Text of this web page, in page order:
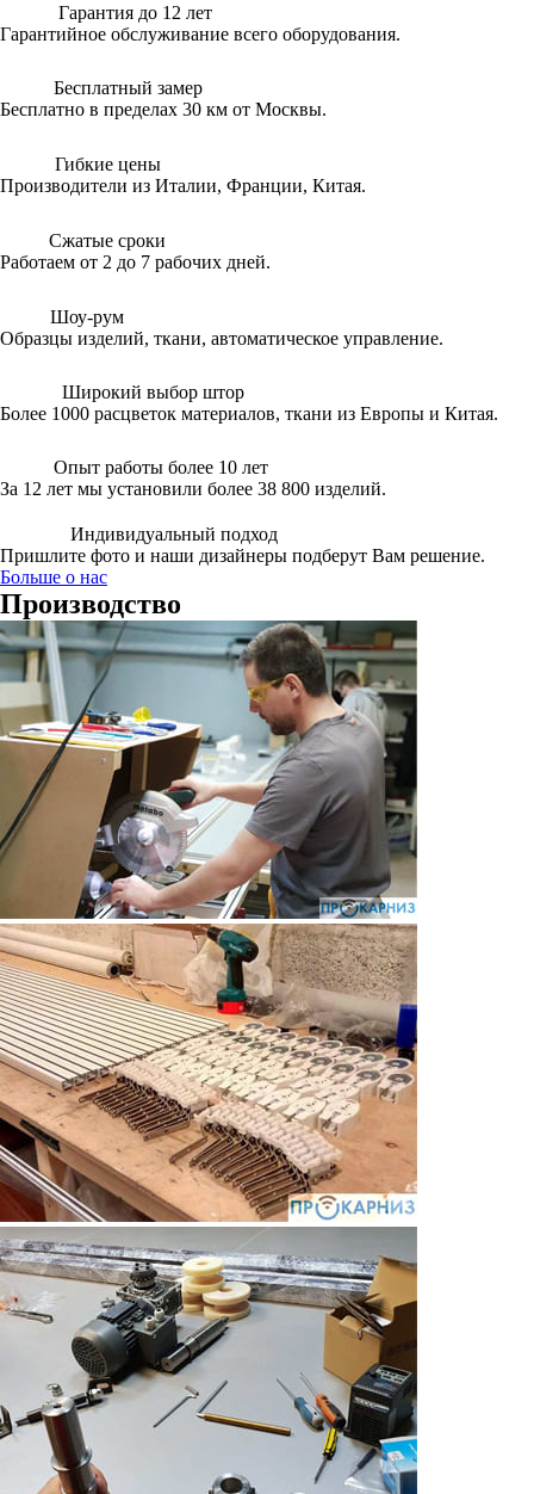
Гарантия до 12 лет
Гарантийное обслуживание всего оборудования.
Бесплатный замер
Бесплатно в пределах 30 км от Москвы.
Гибкие цены
Производители из Италии, Франции, Китая.
Сжатые сроки
Работаем от 2 до 7 рабочих дней.
Шоу-рум
Образцы изделий, ткани, автоматическое управление.
Широкий выбор штор
Более 1000 расцветок материалов, ткани из Европы и Китая.
Опыт работы более 10 лет
За 12 лет мы установили более 38 800 изделий.
Индивидуальный подход
Пришлите фото и наши дизайнеры подберут Вам решение.
Больше о нас
Производство